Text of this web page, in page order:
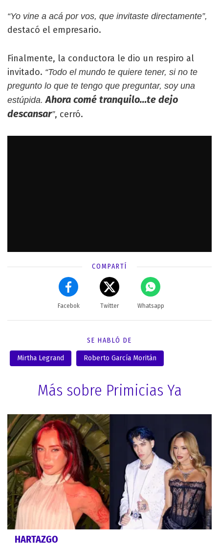
“Yo vine a acá por vos, que invitaste directamente”,
destacó el empresario.
Finalmente, la conductora le dio un respiro al
invitado. “Todo el mundo te quiere tener, si no te
pregunto lo que te tengo que preguntar, soy una
estúpida.Ahora comé tranquilo…te dejo
descansar”, cerró.
COMPARTÍ
Facebok Twitter Whatsapp
SE HABLÓ DE
Mirtha Legrand Roberto García Moritán
Más sobre Primicias Ya
HARTAZGO